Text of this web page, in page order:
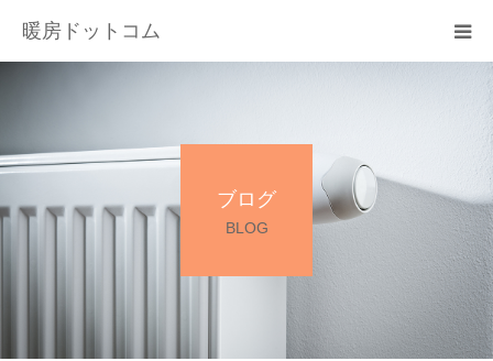
暖房ドットコム
ブログ
BLOG
サービス一覧
その他サービス